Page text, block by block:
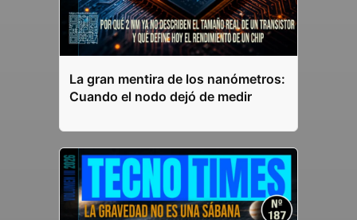
La gran mentira de los nanómetros:
Cuando el nodo dejó de medir